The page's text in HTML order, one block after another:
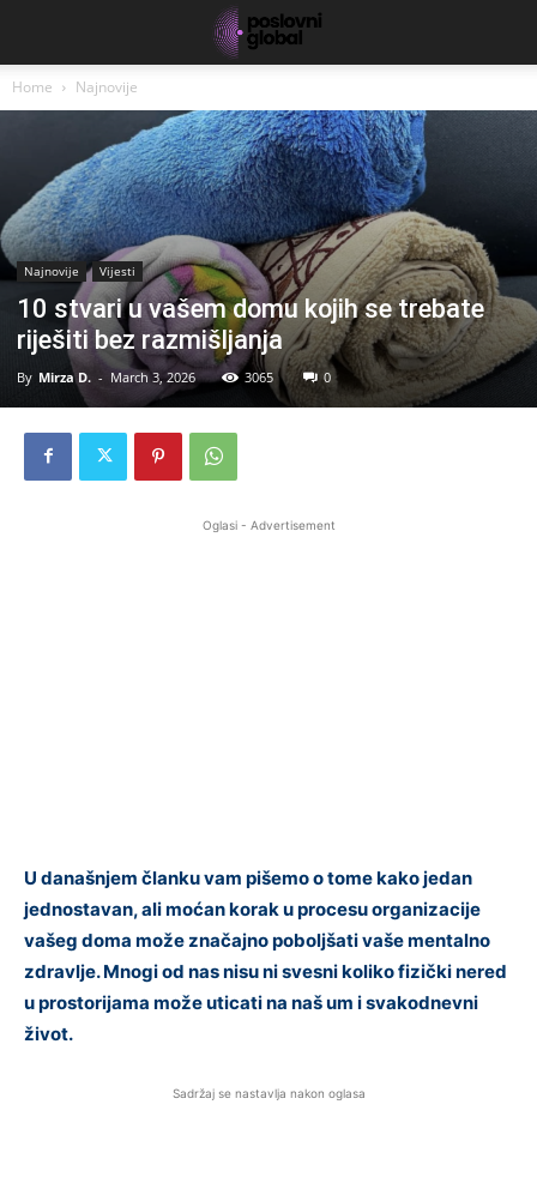
Home Najnovije
Najnovije Vijesti
10 stvari u vašem domu kojih se trebate
riješiti bez razmišljanja
By Mirza D. - March 3, 2026 3065 0
Oglasi - Advertisement
U današnjem članku vam pišemo o tome kako jedan
jednostavan, ali moćan korak u procesu organizacije
vašeg doma može značajno poboljšati vaše mentalno
zdravlje. Mnogi od nas nisu ni svesni koliko fizički nered
u prostorijama može uticati na naš um i svakodnevni
život.
Sadržaj se nastavlja nakon oglasa